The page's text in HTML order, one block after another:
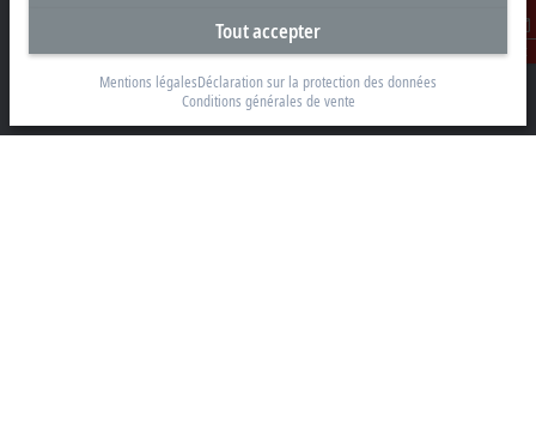
Contact
Siège social Belgique
Beckhoff Automation BV
3560 Lummen
Tout accepter
Mentions légalesDéclaration sur la protection des données
Conditions générales de vente